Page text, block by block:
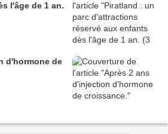
l'âge de 1 an.
d'hormone de